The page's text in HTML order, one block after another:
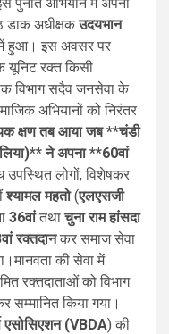
डाक अधीक्षकउदयभान
में हुआ। इस अवसर पर
यूनिट रक्त किसी
विभाग सदैव जनसेवा के
अभियानों को निरंतर
क्षण तब आया जब **चंडी
ने अपना **60वां
लोगों, विशेषकर
श्यामल महतो(एलएसजी
36वांतथाचुना राम हांसदा
रक्तदानकर समाज सेवा
की सेवा में
रक्तदाताओं को विभाग
सम्मानित किया गया।
एसोसिएशन (VBDA) की